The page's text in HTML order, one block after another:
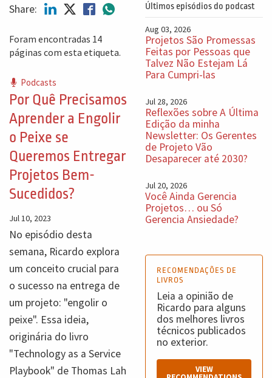
Share:
Foram encontradas 14
páginas com esta etiqueta.
Podcasts
Por Quê Precisamos
Aprender a Engolir
o Peixe se
Queremos Entregar
Projetos Bem-
Sucedidos?
Jul 10, 2023
No episódio desta
semana, Ricardo explora
um conceito crucial para
o sucesso na entrega de
um projeto: "engolir o
peixe". Essa ideia,
originária do livro
"Technology as a Service
Playbook" de Thomas Lah
Últimos episódios do podcast
Aug 03, 2026
Projetos São Promessas
Feitas por Pessoas que
Talvez Não Estejam Lá
Para Cumpri-las
Jul 28, 2026
Reflexões sobre A Última
Edição da minha
Newsletter: Os Gerentes
de Projeto Vão
Desaparecer até 2030?
Jul 20, 2026
Você Ainda Gerencia
Projetos… ou Só
Gerencia Ansiedade?
RECOMENDAÇÕES DE
LIVROS
Leia a opinião de
Ricardo para alguns
dos melhores livros
técnicos publicados
no exterior.
VIEW